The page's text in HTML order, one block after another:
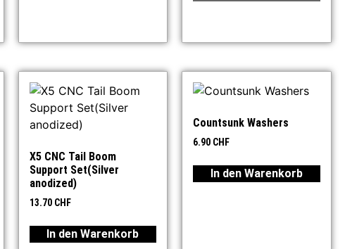
X5 CNC Tail Boom
Support Set(Silver
anodized)
13.70 CHF
In den Warenkorb
Countsunk Washers
6.90 CHF
In den Warenkorb